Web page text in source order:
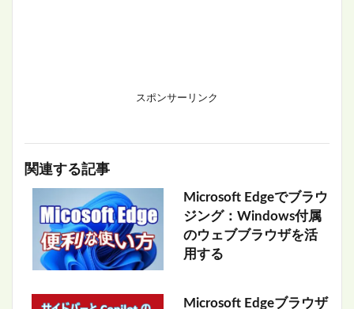
スポンサーリンク
関連する記事
Microsoft Edgeでブラウ
ジング：Windows付属
のウェブブラウザを活
用する
Microsoft Edgeブラウザ